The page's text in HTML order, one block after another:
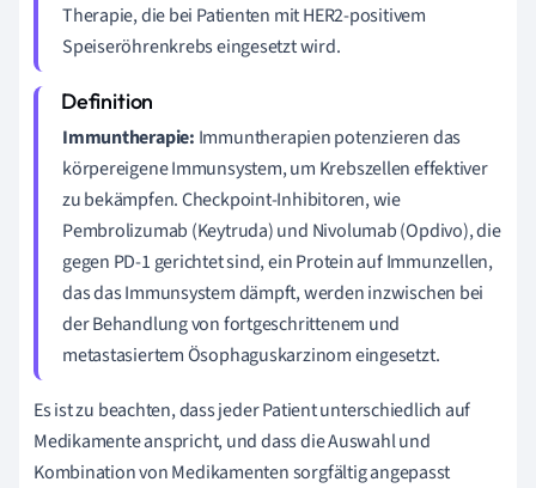
Therapie, die bei Patienten mit HER2-positivem
Speiseröhrenkrebs eingesetzt wird.
Immuntherapie: Immuntherapien potenzieren das
körpereigene Immunsystem, um Krebszellen effektiver
zu bekämpfen. Checkpoint-Inhibitoren, wie
Pembrolizumab (Keytruda) und Nivolumab (Opdivo), die
gegen PD-1 gerichtet sind, ein Protein auf Immunzellen,
das das Immunsystem dämpft, werden inzwischen bei
der Behandlung von fortgeschrittenem und
metastasiertem Ösophaguskarzinom eingesetzt.
Es ist zu beachten, dass jeder Patient unterschiedlich auf
Medikamente anspricht, und dass die Auswahl und
Kombination von Medikamenten sorgfältig angepasst